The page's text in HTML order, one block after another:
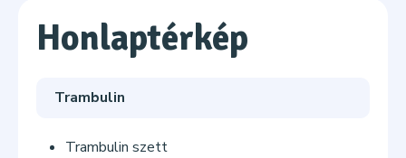
Honlaptérkép
Trambulin
Trambulin szett